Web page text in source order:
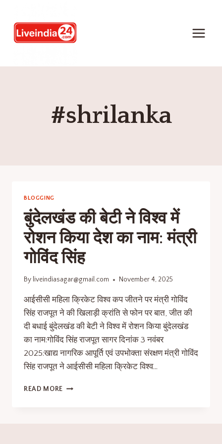
#shrilanka
BLOGGING
बुंदेलखंड की बेटी ने विश्व में
रोशन किया देश का नाम: मंत्री
गोविंद सिंह
By liveindiasagar@gmail.com November 4, 2025
आईसीसी महिला क्रिकेट विश्व कप जीतने पर मंत्री गोविंद
सिंह राजपूत ने की खिलाड़ी क्रांति से फोन पर बात, जीत की
दी बधाई बुंदेलखंड की बेटी ने विश्व में रोशन किया बुंदेलखंड
का नाम:गोविंद सिंह राजपूत सागर दिनांक 3 नवंबर
2025:खाद्य नागरिक आपूर्ति एवं उपभोक्ता संरक्षण मंत्री गोविंद
सिंह राजपूत ने आईसीसी महिला क्रिकेट विश्व…
READ MORE